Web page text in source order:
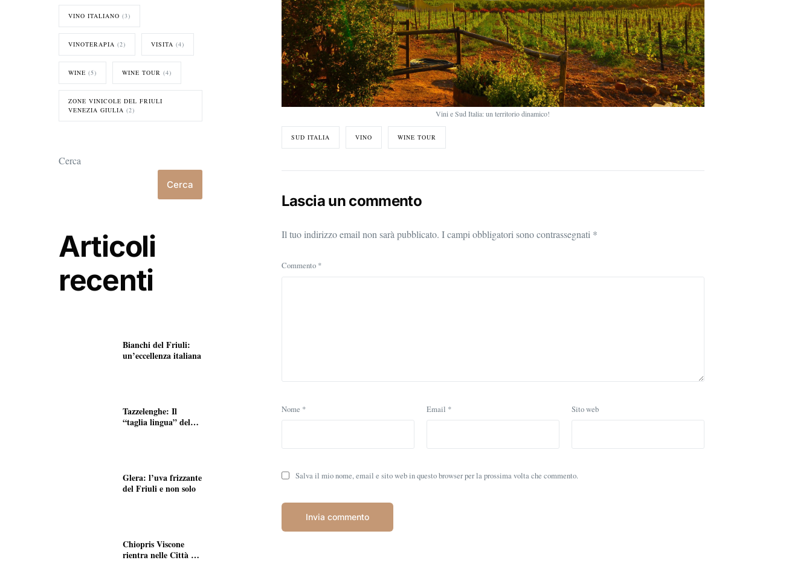
Vini e Sud Italia: un territorio dinamico!
SUD ITALIA VINO WINE TOUR
Lascia un commento
Il tuo indirizzo email non sarà pubblicato. I campi obbligatori sono contrassegnati *
Commento *
Nome * Email * Sito web
Salva il mio nome, email e sito web in questo browser per la prossima volta che commento.
VINO ITALIANO (3)
VINOTERAPIA (2) VISITA (4)
WINE (5) WINE TOUR (4)
ZONE VINICOLE DEL FRIULI
VENEZIA GIULIA (2)
Cerca
Cerca
Articoli
recenti
Bianchi del Friuli:
un’eccellenza italiana
Tazzelenghe: Il
“taglia lingua” del
Glera: l’uva frizzante
del Friuli e non solo
Chiopris Viscone
rientra nelle Città del